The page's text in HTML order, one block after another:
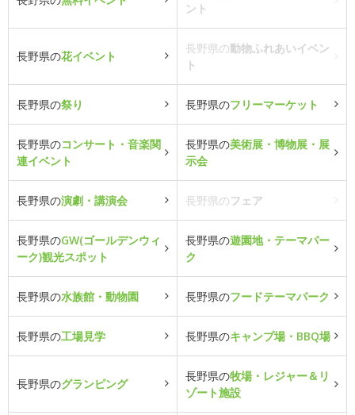
ント
長野県の花イベント
長野県の動物ふれあいイベン
ト
長野県の祭り 長野県のフリーマーケット
長野県のコンサート・音楽関
連イベント
長野県の美術展・博物展・展
示会
長野県の演劇・講演会 長野県のフェア
長野県のGW(ゴールデンウィ
ーク)観光スポット
長野県の遊園地・テーマパー
ク
長野県の水族館・動物園 長野県のフードテーマパーク
長野県の工場見学 長野県のキャンプ場・BBQ場
長野県のグランピング
長野県の牧場・レジャー＆リ
ゾート施設